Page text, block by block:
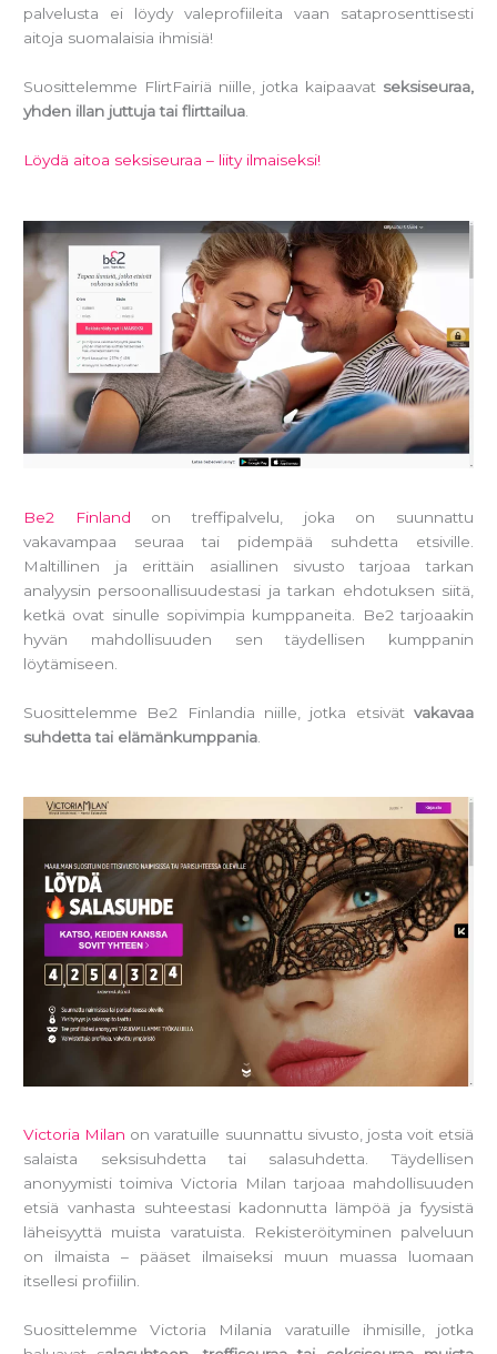
palvelusta ei löydy valeprofiileita vaan sataprosenttisesti
aitoja suomalaisia ihmisiä!
Suosittelemme FlirtFairiä niille, jotka kaipaavat seksiseuraa,
yhden illan juttuja tai flirttailua
Löydä aitoa seksiseuraa – liity ilmaiseksi!
Be2 Finland on treffipalvelu, joka on suunnattu
vakavampaa seuraa tai pidempää suhdetta etsiville.
Maltillinen ja erittäin asiallinen sivusto tarjoaa tarkan
analyysin persoonallisuudestasi ja tarkan ehdotuksen siitä,
ketkä ovat sinulle sopivimpia kumppaneita. Be2 tarjoaakin
hyvän mahdollisuuden sen täydellisen kumppanin
löytämiseen.
Suosittelemme Be2 Finlandia niille, jotka etsivät vakavaa
suhdetta tai elämänkumppania
Victoria Milan on varatuille suunnattu sivusto, josta voit etsiä
salaista seksisuhdetta tai salasuhdetta. Täydellisen
anonyymisti toimiva Victoria Milan tarjoaa mahdollisuuden
etsiä vanhasta suhteestasi kadonnutta lämpöä ja fyysistä
läheisyyttä muista varatuista. Rekisteröityminen palveluun
on ilmaista – pääset ilmaiseksi muun muassa luomaan
itsellesi profiilin.
Suosittelemme Victoria Milania varatuille ihmisille, jotka